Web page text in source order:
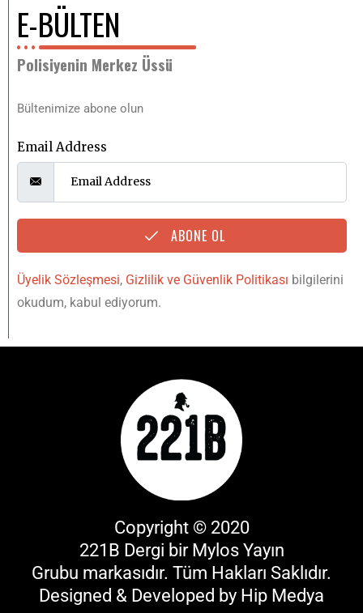
E-BÜLTEN
Polisiyenin Merkez Üssü
Bültenimize abone olun
Email Address
ABONE OL
Üyelik Sözleşmesi, Gizlilik ve Güvenlik Politikası bilgilerini
okudum, kabul ediyorum.
Copyright © 2020
221B Dergi bir Mylos Yayın
Grubu markasıdır. Tüm Hakları Saklıdır.
Designed & Developed by Hip Medya